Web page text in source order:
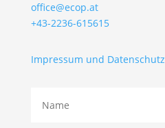
office@ecop.at
+43-2236-615615
Impressum und Datenschutz